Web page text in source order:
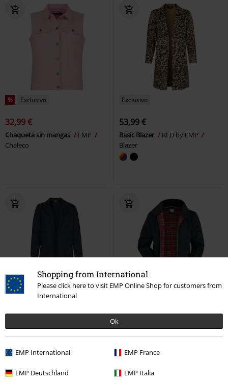
Shopping from International
Please click here to visit EMP Online Shop for customers from
International
Ok
EMP International EMP France
EMP Deutschland EMP Italia
% Exclusivo
32,99 €
Chaqueta sin mangas
EMP
Chaleco
Exclusivo
53,99 €
Basic Blazer
RED by EMP
Blazer
Exclusivo
53,99 €
Basic Blazer
RED by EMP
Blazer
45,89 €
Larger Than Life Bomber Jacket
RED by EMP
Chaqueta entre-
tiempo